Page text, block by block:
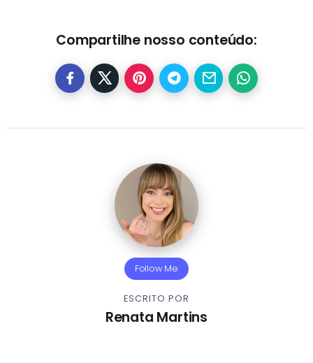
Compartilhe nosso conteúdo:
Follow Me
ESCRITO POR
Renata Martins